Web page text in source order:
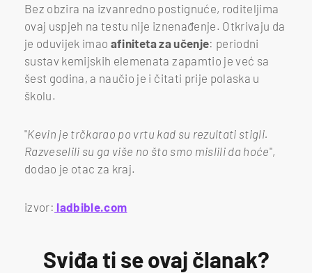
Bez obzira na izvanredno postignuće, roditeljima
ovaj uspjeh na testu nije iznenađenje. Otkrivaju da
je oduvijek imao afiniteta za učenje: periodni
sustav kemijskih elemenata zapamtio je već sa
šest godina, a naučio je i čitati prije polaska u
školu.
"Kevin je trčkarao po vrtu kad su rezultati stigli.
Razveselili su ga više no što smo mislili da hoće",
dodao je otac za kraj.
izvor: ladbible.com
Sviđa ti se ovaj članak?